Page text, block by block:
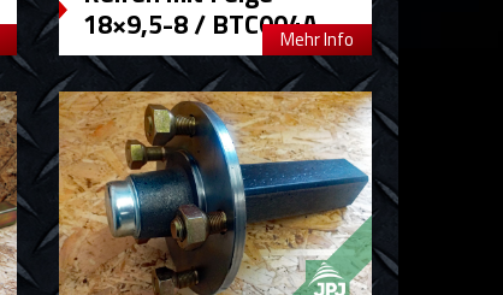
18×9,5-8 / BTC004AMehr Info